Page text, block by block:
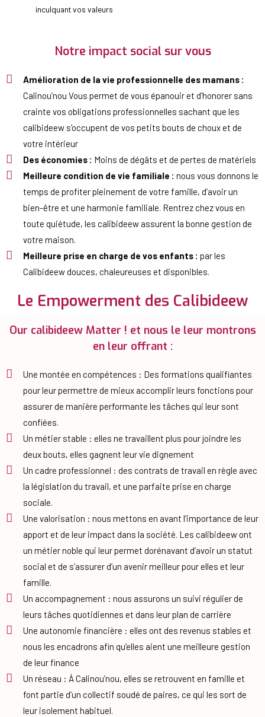
inculquant vos valeurs
Notre impact social sur vous
Amélioration de la vie professionnelle des mamans :
Calinou’nou Vous permet de vous épanouir et d’honorer sans
crainte vos obligations professionnelles sachant que les
calibideew s’occupent de vos petits bouts de choux et de
votre intérieur
Des économies : Moins de dégâts et de pertes de matériels
Meilleure condition de vie familiale : nous vous donnons le
temps de profiter pleinement de votre famille, d’avoir un
bien-être et une harmonie familiale. Rentrez chez vous en
toute quiétude, les calibideew assurent la bonne gestion de
votre maison.
Meilleure prise en charge de vos enfants : par les
Calibideew douces, chaleureuses et disponibles.
Le Empowerment des Calibideew
Our calibideew Matter ! et nous le leur montrons
en leur offrant :
Une montée en compétences : Des formations qualifiantes
pour leur permettre de mieux accomplir leurs fonctions pour
assurer de manière performante les tâches qui leur sont
confiées.
Un métier stable : elles ne travaillent plus pour joindre les
deux bouts, elles gagnent leur vie dignement
Un cadre professionnel : des contrats de travail en règle avec
la législation du travail, et une parfaite prise en charge
sociale.
Une valorisation : nous mettons en avant l’importance de leur
apport et de leur impact dans la société. Les calibideew ont
un métier noble qui leur permet dorénavant d’avoir un statut
social et de s’assurer d’un avenir meilleur pour elles et leur
famille.
Un accompagnement : nous assurons un suivi régulier de
leurs tâches quotidiennes et dans leur plan de carrière
Une autonomie financière : elles ont des revenus stables et
nous les encadrons afin qu’elles aient une meilleure gestion
de leur finance
Un réseau : À Calinou’nou, elles se retrouvent en famille et
font partie d’un collectif soudé de paires, ce qui les sort de
leur isolement habituel.